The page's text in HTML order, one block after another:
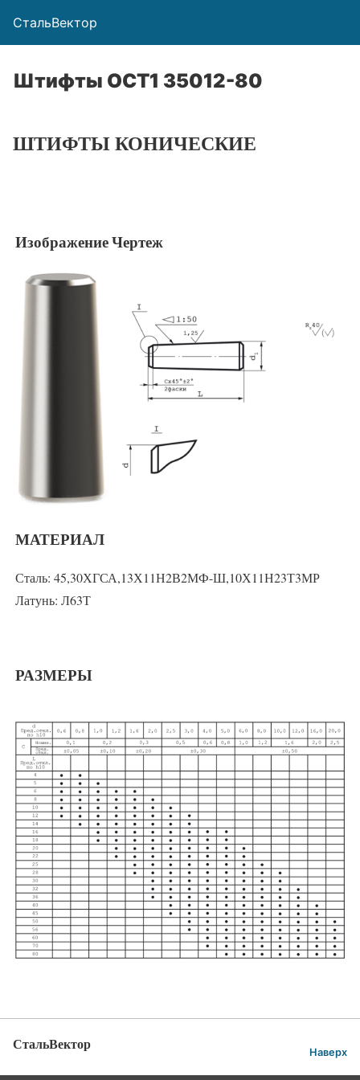
СтальВектор
Штифты ОСТ1 35012-80
ШТИФТЫ КОНИЧЕСКИЕ
ИзображениеЧертеж
МАТЕРИАЛ
Сталь: 45,30ХГСА,13Х11Н2В2МФ-Ш,10Х11Н23Т3МР
Латунь: Л63Т
РАЗМЕРЫ
СтальВектор Наверх